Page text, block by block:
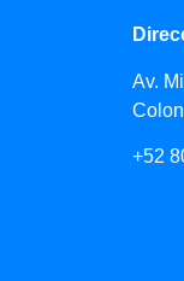
Av.
+52